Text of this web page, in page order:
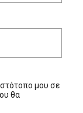
μου σε
θα